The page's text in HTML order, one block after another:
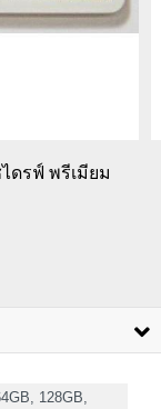
ดรฟ์ พรีเมียม
128GB,